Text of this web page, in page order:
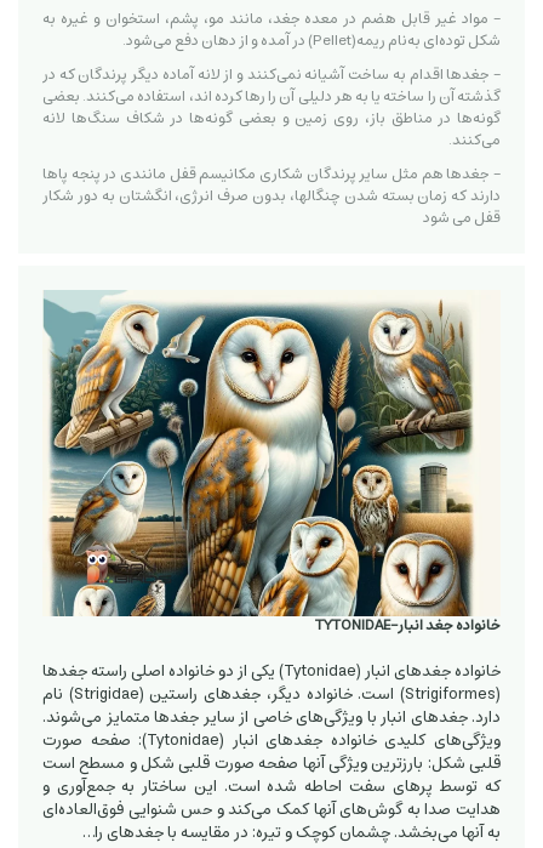
- مواد غیر قابل هضم در معده جغد، مانند مو، پشم، استخوان و غیره به
شكل توده‌ای به‌نام ریمه(Pellet) در آمده و از دهان دفع می‌شود.
- جغدها اقدام به ساخت آشیانه نمی‌کنند و از لانه آماده دیگر پرندگان که در
گذشته آن را ساخته یا به هر دلیلی آن را رها کرده اند، استفاده می‌کنند. بعضی
گونه‌ها در مناطق باز، روی زمین و بعضی گونه‌ها در شكاف سنگ‌ها لانه
می‌كنند.
- جغدها هم مثل سایر پرندگان شکاری مکانیسم قفل مانندی در پنجه پاها
دارند که زمان بسته شدن چنگالها، بدون صرف انرژی، انگشتان به دور شکار
قفل می شود
خانواده جغد انبار-TYTONIDAE
خانواده جغدهای انبار (Tytonidae) یکی از دو خانواده اصلی راسته جغدها
(Strigiformes) است. خانواده دیگر، جغدهای راستین (Strigidae) نام
دارد. جغدهای انبار با ویژگی‌های خاصی از سایر جغدها متمایز می‌شوند.
ویژگی‌های کلیدی خانواده جغدهای انبار (Tytonidae): صفحه صورت
قلبی شکل: بارزترین ویژگی آنها صفحه صورت قلبی شکل و مسطح است
که توسط پرهای سفت احاطه شده است. این ساختار به جمع‌آوری و
هدایت صدا به گوش‌های آنها کمک می‌کند و حس شنوایی فوق‌العاده‌ای
به آنها می‌بخشد. چشمان کوچک و تیره: در مقایسه با جغدهای را…